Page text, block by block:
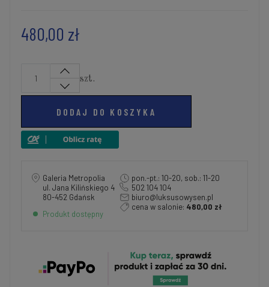
480,00 zł
szt.
DODAJ DO KOSZYKA
Galeria Metropolia
ul. Jana Kilińskiego 4
80-452 Gdańsk
Produkt dostępny
pon.-pt.: 10-20, sob.: 11-20
502 104 104
biuro@luksusowysen.pl
cena w salonie: 480,00 zł